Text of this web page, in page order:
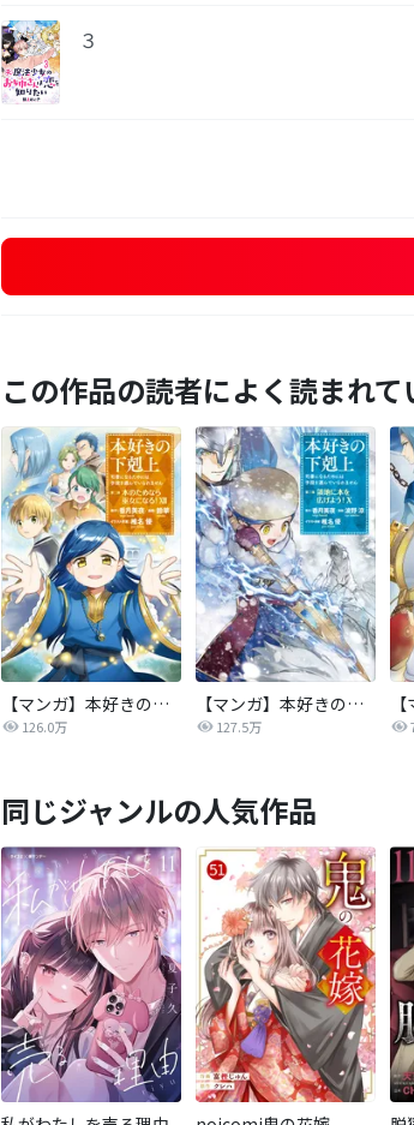
３
この作品の読者によく読まれて
【マンガ】本好きの下剋上 第二部
126.0万
【マンガ】本好きの下剋上 第三部
127.5万
同じジャンルの人気作品